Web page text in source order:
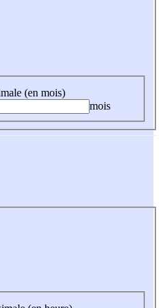
(en mois)
mois